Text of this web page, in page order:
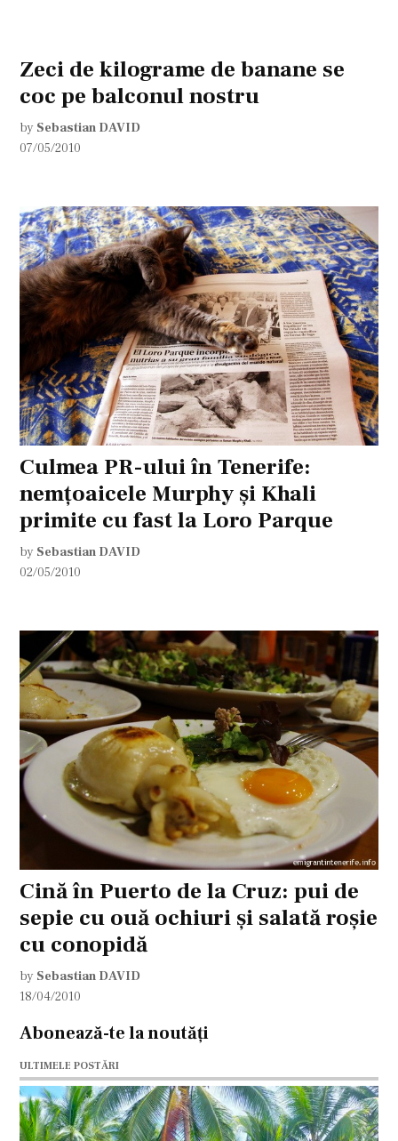
Zeci de kilograme de banane se
coc pe balconul nostru
by Sebastian DAVID
07/05/2010
Culmea PR-ului în Tenerife:
nemţoaicele Murphy şi Khali
primite cu fast la Loro Parque
by Sebastian DAVID
02/05/2010
Cină în Puerto de la Cruz: pui de
sepie cu ouă ochiuri şi salată roşie
cu conopidă
by Sebastian DAVID
18/04/2010
Abonează-te la noutăți
ULTIMELE POSTĂRI